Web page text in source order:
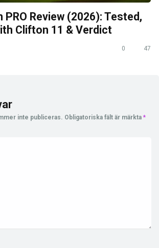
PRO Review (2026): Tested,
Clifton 11 & Verdict
0 47
inte publiceras. Obligatoriska fält är märkta *